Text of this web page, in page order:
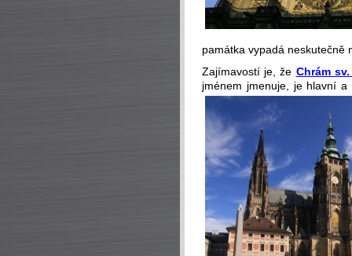
památka vypadá neskutečně
Zajímavostí je, že Chrám
jménem jmenuje, je hlavní